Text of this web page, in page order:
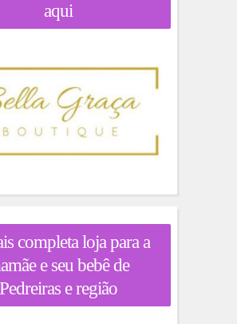
aqui
completa loja para a
e seu bebê de
Pedreiras e região